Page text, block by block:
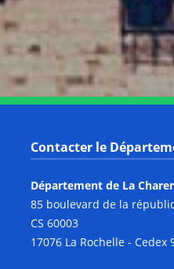
Contacter le
Département de La
85 boulevard de la
CS 60003
17076 La Rochelle - Cedex